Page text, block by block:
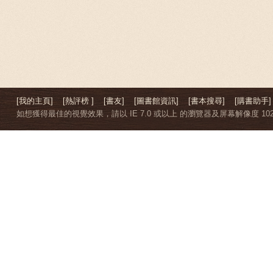
[我的主頁] [熱評榜 ] [書友] [圖書館資訊] [書本搜尋]
[購書助手]
如想獲得最佳的視覺效果，請以 IE 7.0 或以上 的瀏覽器及屏幕解像度